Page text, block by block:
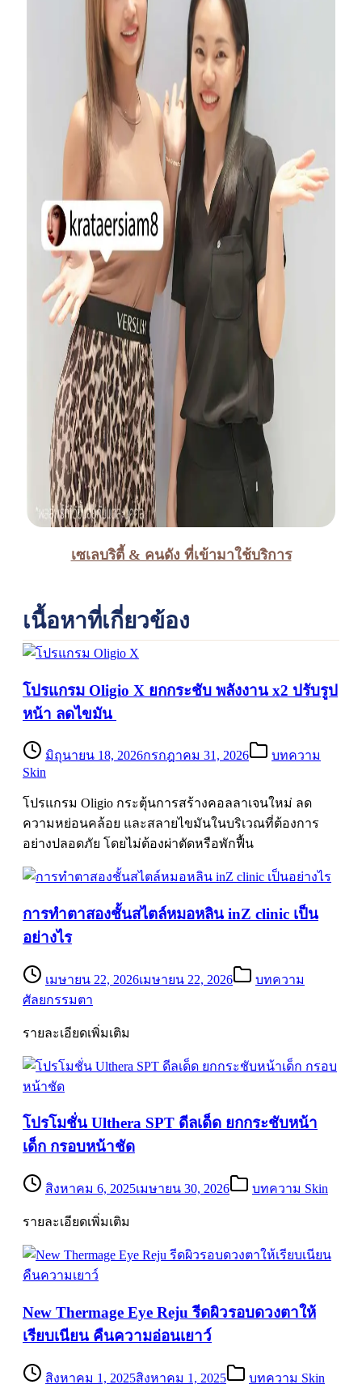
เซเลบริตี้ & คนดัง ที่เข้ามาใช้บริการ
เนื้อหาที่เกี่ยวข้อง
โปรแกรม Oligio X ยกกระชับ พลังงาน x2 ปรับรูป
หน้า ลดไขมัน
มิถุนายน 18, 2026กรกฎาคม 31, 2026
บทความ
Skin
โปรแกรม Oligio กระตุ้นการสร้างคอลลาเจนใหม่ ลด
ความหย่อนคล้อย และสลายไขมันในบริเวณที่ต้องการ
อย่างปลอดภัย โดยไม่ต้องผ่าตัดหรือพักฟื้น
การทำตาสองชั้นสไตล์หมอหลิน inZ clinic เป็น
อย่างไร
เมษายน 22, 2026เมษายน 22, 2026
บทความ
ศัลยกรรมตา
รายละเอียดเพิ่มเติม
โปรโมชั่น Ulthera SPT ดีลเด็ด ยกกระชับหน้า
เด็ก กรอบหน้าชัด
สิงหาคม 6, 2025เมษายน 30, 2026 บทความ Skin
รายละเอียดเพิ่มเติม
New Thermage Eye Reju รีดผิวรอบดวงตาให้
เรียบเนียน คืนความอ่อนเยาว์
สิงหาคม 1, 2025สิงหาคม 1, 2025 บทความ Skin